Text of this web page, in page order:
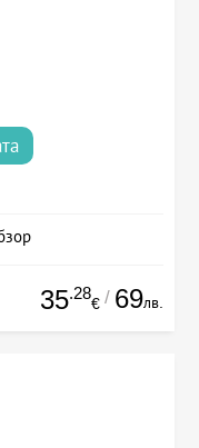
35.28
€ / 69лв.